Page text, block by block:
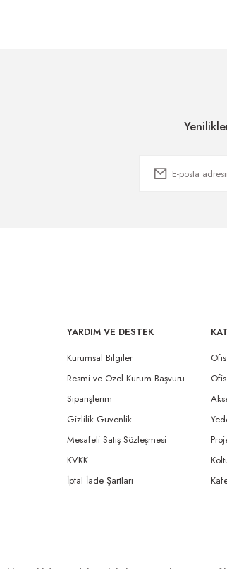
YARDIM VE DESTEK
Kurumsal Bilgiler
Resmi ve Özel Kurum Başvuru
Siparişlerim
Gizlilik Güvenlik
Mesafeli Satış Sözleşmesi
KVKK
İptal İade Şartları